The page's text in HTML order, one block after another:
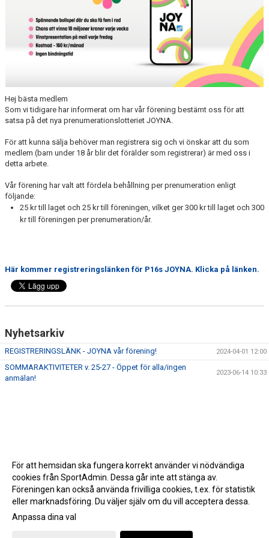
Hej bästa medlem
Som vi tidigare har informerat om har vår förening bestämt oss för att
satsa på det nya prenumerationslotteriet JOYNA.
För att kunna sälja behöver man registrera sig och vi önskar att du som
medlem (barn under 18 år blir det förälder som registrerar) är med oss i
detta arbete.
Vår förening har valt att fördela behållning per prenumeration enligt
följande:
25 kr till laget och 25 kr till föreningen, vilket ger 300 kr till laget och 300
kr till föreningen per prenumeration/år.
Här kommer registreringslänken för P16s JOYNA. Klicka på länken.
Nyhetsarkiv
REGISTRERINGSLÄNK - JOYNA vår förening! 2024-04-01 12:00
SOMMARAKTIVITETER v. 25-27 - Öppet för alla/ingen
anmälan!
2023-06-14 10:33
Gå till Webbversion
För att hemsidan ska fungera korrekt använder vi nödvändiga
cookies från SportAdmin. Dessa går inte att stänga av.
Föreningen kan också använda frivilliga cookies, t.ex. för statistik
eller marknadsföring. Du väljer själv om du vill acceptera dessa.
Anpassa dina val